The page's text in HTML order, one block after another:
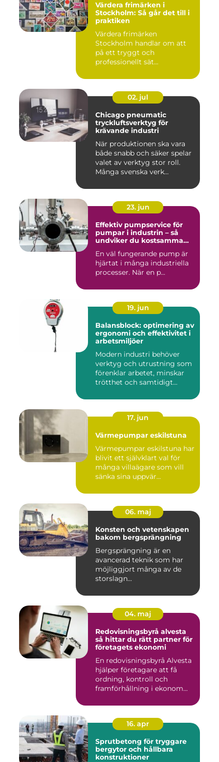
Värdera frimärken i
Stockholm: Så går det till i
praktiken
Värdera frimärken
Stockholm handlar om att
på ett tryggt och
professionellt sät...
02. jul
Chicago pneumatic
tryckluftsverktyg för
krävande industri
När produktionen ska vara
både snabb och säker spelar
valet av verktyg stor roll.
Många svenska verk...
23. jun
Effektiv pumpservice för
pumpar i industrin – så
undviker du kostsamma
En väl fungerande pump är
hjärtat i många industriella
processer. När en p...
19. jun
Balansblock: optimering av
ergonomi och effektivitet i
arbetsmiljöer
Modern industri behöver
verktyg och utrustning som
förenklar arbetet, minskar
trötthet och samtidigt...
17. jun
Värmepumpar eskilstuna
Värmepumpar eskilstuna har
blivit ett självklart val för
många villaägare som vill
sänka sina uppvär...
06. maj
Konsten och vetenskapen
bakom bergsprängning
Bergsprängning är en
avancerad teknik som har
möjliggjort många av de
storslagn...
04. maj
Redovisningsbyrå alvesta
så hittar du rätt partner för
företagets ekonomi
En redovisningsbyrå Alvesta
hjälper företagare att få
ordning, kontroll och
framförhållning i ekonom...
16. apr
Sprutbetong för tryggare
bergytor och hållbara
konstruktioner